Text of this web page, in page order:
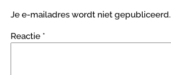
Je e-mailadres wordt niet gepubliceerd.
Reactie *